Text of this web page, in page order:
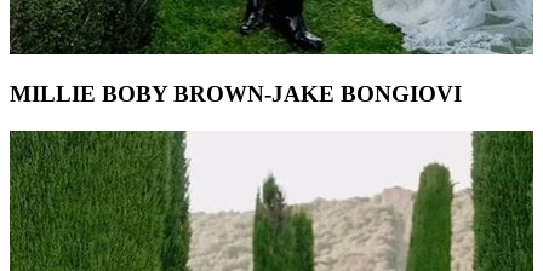
MILLIE BOBY BROWN-JAKE BONGIOVI